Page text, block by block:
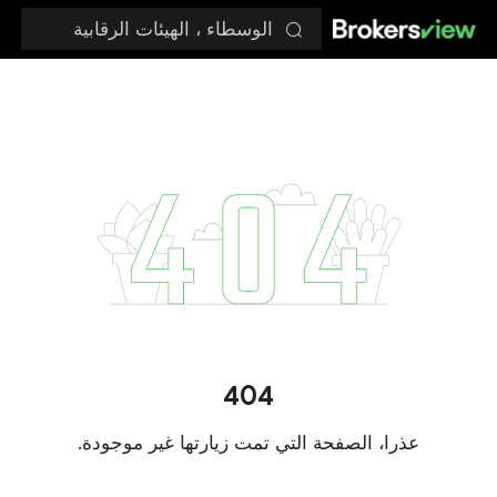
الوسطاء ، الهيئات الرقابية
404
عذرا، الصفحة التي تمت زيارتها غير موجودة.